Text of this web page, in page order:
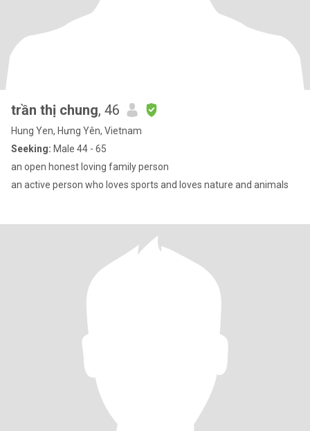
trần thị chung, 46
Hung Yen, Hưng Yên, Vietnam
Seeking: Male 44 - 65
an open honest loving family person
an active person who loves sports and loves nature and animals